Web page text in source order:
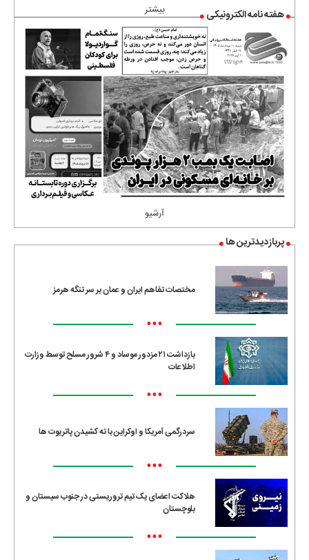
بیشتر هفته نامه الکترونیکی
آرشیو
پربازدیدترین ها
مختصات تفاهم ایران و عمان بر سر تنگه هرمز
•••
بازداشت ۲۱ مزدور موساد و ۴ شرور مسلح توسط وزارت
اطلاعات
•••
سردرگمی آمریکا و اوکراین با ته کشیدن پاتریوت ها
•••
هلاکت اعضای یک تیم تروریستی در جنوب سیستان و
بلوچستان
•••